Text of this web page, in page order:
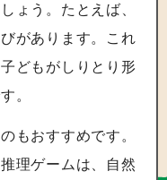
ょう。たとえば、
があります。これ
どもがしりとり形
。
もおすすめです。
理ゲームは、自然